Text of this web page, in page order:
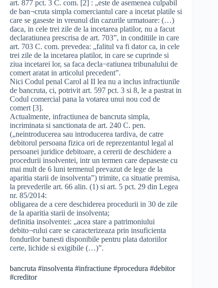
art. 877 pct. 3 C. com. [2] : „este de asemenea culpabil
de ban¬cruta simpla comerciantul care a incetat platile si
care se gaseste in vreunul din cazurile urmatoare: (…)
daca, in cele trei zile de la incetarea platilor, nu a facut
declaratiunea prescrisa de art. 703”, in conditiile in care
art. 703 C. com. prevedea: „falitul va fi dator ca, in cele
trei zile de la incetarea platilor, in care se cuprinde si
ziua incetarei lor, sa faca decla¬ratiunea tribunalului de
comert aratat in articolul precedent”.
Nici Codul penal Carol al II lea nu a inclus infractiunile
de bancruta, ci, potrivit art. 597 pct. 3 si 8, le a pastrat in
Codul comercial pana la votarea unui nou cod de
comert [3].
Actualmente, infractiunea de bancruta simpla,
incriminata si sanctionata de art. 240 C. pen.
(„neintroducerea sau introducerea tardiva, de catre
debitorul persoana fizica ori de reprezentantul legal al
persoanei juridice debitoare, a cererii de deschidere a
procedurii insolventei, intr un termen care depaseste cu
mai mult de 6 luni termenul prevazut de lege de la
aparitia starii de insolventa”) trimite, ca situatie premisa,
la prevederile art. 66 alin. (1) si art. 5 pct. 29 din Legea
nr. 85/2014:
obligarea de a cere deschiderea procedurii in 30 de zile
de la aparitia starii de insolventa;
definitia insolventei: „acea stare a patrimoniului
debito¬rului care se caracterizeaza prin insuficienta
fondurilor banesti disponibile pentru plata datoriilor
certe, lichide si exigibile (…)”.
bancruta #insolventa #infractiune #procedura #debitor
#creditor